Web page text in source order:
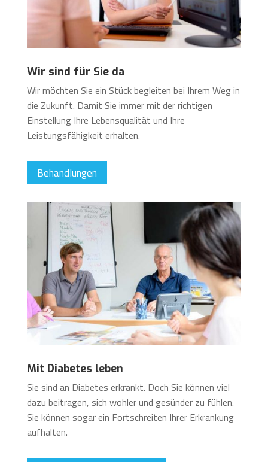
Wir sind für Sie da
Wir möchten Sie ein Stück begleiten bei Ihrem Weg in
die Zukunft. Damit Sie immer mit der richtigen
Einstellung Ihre Lebensqualität und Ihre
Leistungsfähigkeit erhalten.
Behandlungen
Mit Diabetes leben
Sie sind an Diabetes erkrankt. Doch Sie können viel
dazu beitragen, sich wohler und gesünder zu fühlen.
Sie können sogar ein Fortschreiten Ihrer Erkrankung
aufhalten.